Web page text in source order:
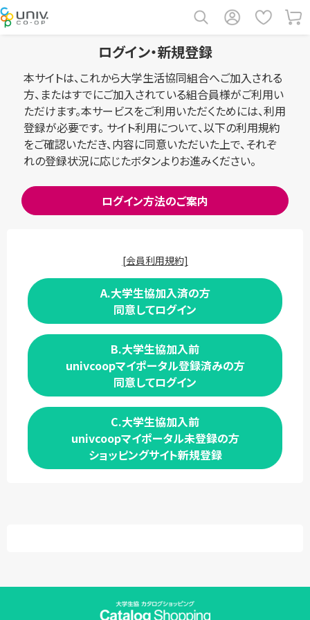
ログイン・新規登録
本サイトは、これから大学生活協同組合へご加入される
方、またはすでにご加入されている組合員様がご利用い
ただけます。本サービスをご利用いただくためには、利用
登録が必要です。 サイト利用について、以下の利用規約
をご確認いただき、内容に同意いただいた上で、それぞ
れの登録状況に応じたボタンよりお進みください。
ログイン方法のご案内
[会員利用規約]
A.大学生協加入済の方
同意してログイン
B.大学生協加入前
univcoopマイポータル登録済みの方
同意してログイン
C.大学生協加入前
univcoopマイポータル未登録の方
ショッピングサイト新規登録